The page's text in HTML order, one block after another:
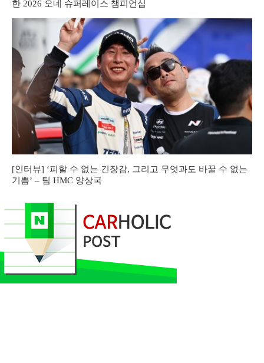
한 2026 오네 슈퍼레이스 챔피언십
[인터뷰] ‘피할 수 없는 긴장감, 그리고 무엇과도 바꿀 수 없는
기쁨’ – 팀 HMC 양상국